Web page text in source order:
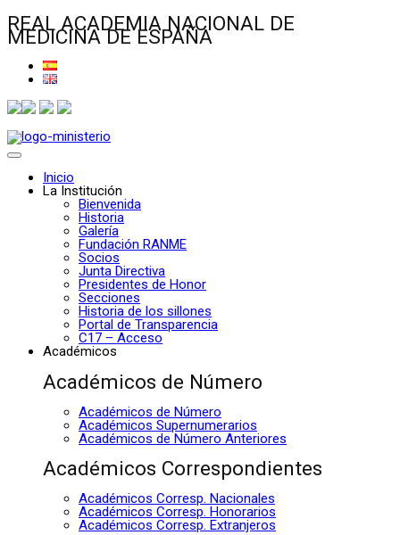
REAL ACADEMIA NACIONAL DE
MEDICINA DE ESPAÑA
Inicio
La Institución
Bienvenida
Historia
Galería
Fundación RANME
Socios
Junta Directiva
Presidentes de Honor
Secciones
Historia de los sillones
Portal de Transparencia
C17 – Acceso
Académicos
Académicos de Número
Académicos de Número
Académicos Supernumerarios
Académicos de Número Anteriores
Académicos Correspondientes
Académicos Corresp. Nacionales
Académicos Corresp. Honorarios
Académicos Corresp. Extranjeros